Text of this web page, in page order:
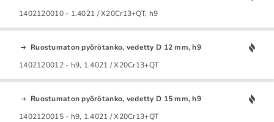
1402120010 - 1.4021 / X20Cr13+QT, h9
Ruostumaton pyörötanko, vedetty D 12 mm, h9
1402120012 - h9, 1.4021 / X20Cr13+QT
Ruostumaton pyörötanko, vedetty D 15 mm, h9
1402120015 - h9, 1.4021 / X20Cr13+QT